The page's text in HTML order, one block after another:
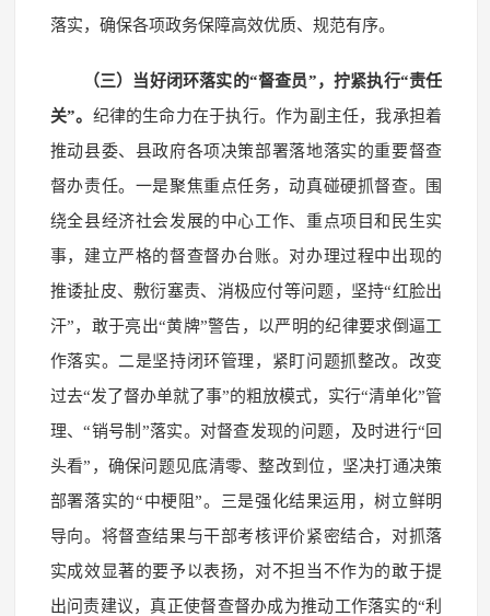
落实，确保各项政务保障高效优质、规范有序。
（三）当好闭环落实的“督查员”，拧紧执行“责任
关”。 纪律的生命力在于执行。作为副主任，我承担着
推动县委、县政府各项决策部署落地落实的重要督查
督办责任。一是聚焦重点任务，动真碰硬抓督查。围
绕全县经济社会发展的中心工作、重点项目和民生实
事，建立严格的督查督办台账。对办理过程中出现的
推诿扯皮、敷衍塞责、消极应付等问题，坚持“红脸出
汗”，敢于亮出“黄牌”警告，以严明的纪律要求倒逼工
作落实。二是坚持闭环管理，紧盯问题抓整改。改变
过去“发了督办单就了事”的粗放模式，实行“清单化”管
理、“销号制”落实。对督查发现的问题，及时进行“回
头看”，确保问题见底清零、整改到位，坚决打通决策
部署落实的“中梗阻”。三是强化结果运用，树立鲜明
导向。将督查结果与干部考核评价紧密结合，对抓落
实成效显著的要予以表扬，对不担当不作为的敢于提
出问责建议，真正使督查督办成为推动工作落实的“利